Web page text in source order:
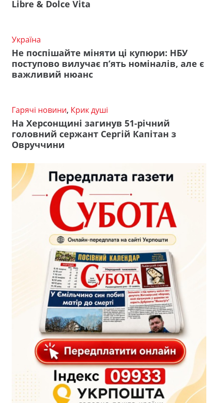
Libre & Dolce Vita
Україна
Не поспішайте міняти ці купюри: НБУ
поступово вилучає п’ять номіналів, але є
важливий нюанс
Гарячі новини, Крик душі
На Херсонщині загинув 51-річний
головний сержант Сергій Капітан з
Овруччини